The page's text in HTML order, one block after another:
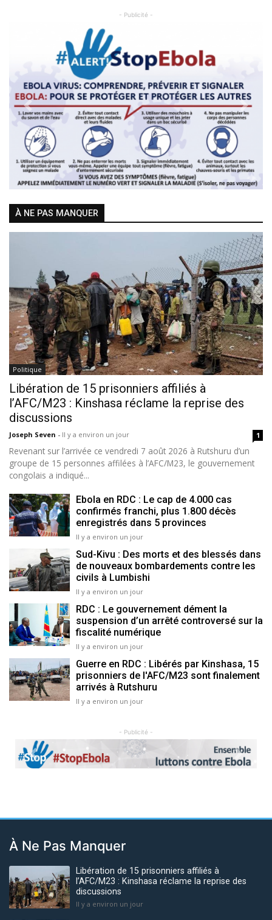
- Publicité -
Previous Next
À NE PAS MANQUER
Politique
Libération de 15 prisonniers affiliés à
l’AFC/M23 : Kinshasa réclame la reprise des
discussions
Joseph Seven - Il y a environ un jour 1
Revenant sur l’arrivée ce vendredi 7 août 2026 à Rutshuru d’un
groupe de 15 personnes affilées à l’AFC/M23, le gouvernement
congolais a indiqué...
Ebola en RDC : Le cap de 4.000 cas
confirmés franchi, plus 1.800 décès
enregistrés dans 5 provinces
Il y a environ un jour
Sud-Kivu : Des morts et des blessés dans
de nouveaux bombardements contre les
civils à Lumbishi
Il y a environ un jour
RDC : Le gouvernement dément la
suspension d’un arrêté controversé sur la
fiscalité numérique
Il y a environ un jour
Guerre en RDC : Libérés par Kinshasa, 15
prisonniers de l'AFC/M23 sont finalement
arrivés à Rutshuru
Il y a environ un jour
- Publicité -
Previous Next
À Ne Pas Manquer
Libération de 15 prisonniers affiliés à
l’AFC/M23 : Kinshasa réclame la reprise des
discussions
Il y a environ un jour